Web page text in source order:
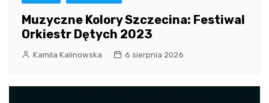
Muzyczne Kolory Szczecina: Festiwal
Orkiestr Dętych 2023
Kamila Kalinowska 6 sierpnia 2026